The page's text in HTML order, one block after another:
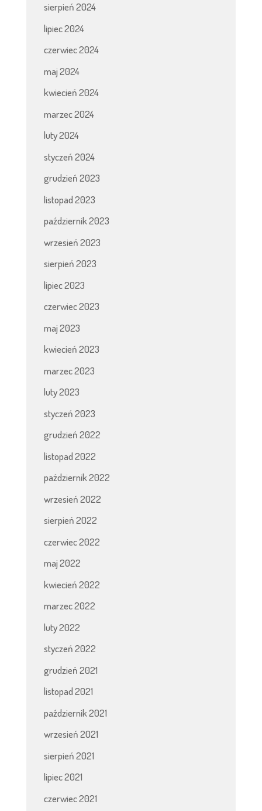
sierpień 2024
lipiec 2024
czerwiec 2024
maj 2024
kwiecień 2024
marzec 2024
luty 2024
styczeń 2024
grudzień 2023
listopad 2023
październik 2023
wrzesień 2023
sierpień 2023
lipiec 2023
czerwiec 2023
maj 2023
kwiecień 2023
marzec 2023
luty 2023
styczeń 2023
grudzień 2022
listopad 2022
październik 2022
wrzesień 2022
sierpień 2022
czerwiec 2022
maj 2022
kwiecień 2022
marzec 2022
luty 2022
styczeń 2022
grudzień 2021
listopad 2021
październik 2021
wrzesień 2021
sierpień 2021
lipiec 2021
czerwiec 2021